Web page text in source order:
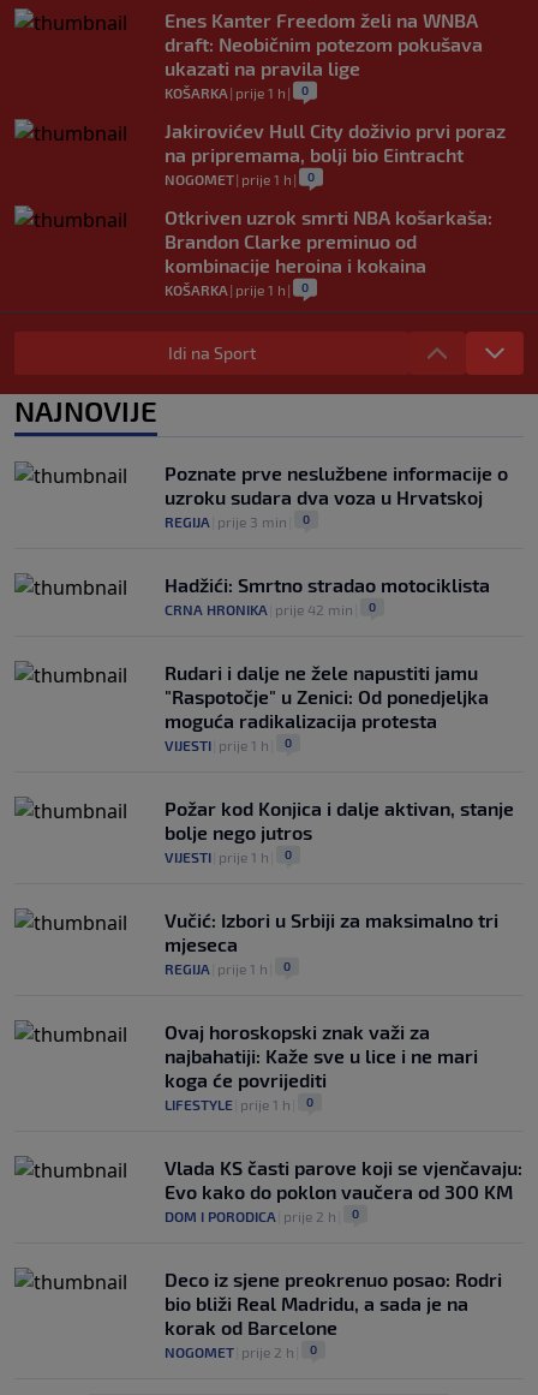
Enes Kanter Freedom želi na WNBA
draft: Neobičnim potezom pokušava
ukazati na pravila lige
KOŠARKA | prije 1 h | 0
Jakirovićev Hull City doživio prvi poraz
na pripremama, bolji bio Eintracht
NOGOMET| prije 1 h | 0
Otkriven uzrok smrti NBA košarkaša:
Brandon Clarke preminuo od
kombinacije heroina i kokaina
KOŠARKA | prije 1 h | 0
Nekada je vladao svjetskim tenisom,
danas ga mnogi jedva prepoznaju:
Ovako izgleda Pete Sampras
0
crno do reprezentacije: Nevjerovatna
životna priča albanskog fudbalera
0
Idi na Sport
NAJNOVIJE
Poznate prve neslužbene informacije o
uzroku sudara dva voza u Hrvatskoj
REGIJA prije 3 min 0
Hadžići: Smrtno stradao motociklista
CRNA HRONIKA prije 42 min 0
Rudari i dalje ne žele napustiti jamu
"Raspotočje" u Zenici: Od ponedjeljka
moguća radikalizacija protesta
VIJESTI prije 1 h 0
Požar kod Konjica i dalje aktivan, stanje
bolje nego jutros
VIJESTI prije 1 h 0
Vučić: Izbori u Srbiji za maksimalno tri
mjeseca
REGIJA prije 1 h 0
Ovaj horoskopski znak važi za
najbahatiji: Kaže sve u lice i ne mari
koga će povrijediti
LIFESTYLE prije 1 h 0
Vlada KS časti parove koji se vjenčavaju:
Evo kako do poklon vaučera od 300 KM
DOM I PORODICA prije 2 h 0
Deco iz sjene preokrenuo posao: Rodri
bio bliži Real Madridu, a sada je na
korak od Barcelone
NOGOMET prije 2 h 0